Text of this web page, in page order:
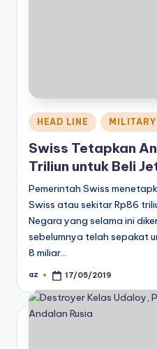
Posted
in
HEAD LINE MILITARY
Swiss Tetapkan
Triliun untuk Beli
Pemerintah Swiss
Swiss atau sekitar Rp86
Negara yang selama ini
sebelumnya telah sepakat
8 miliar…
Posted
az 17/05/2019